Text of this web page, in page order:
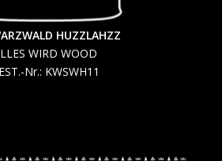
HUZZLAHZZ
WIRD WOOD
Nr.: KWSWH11